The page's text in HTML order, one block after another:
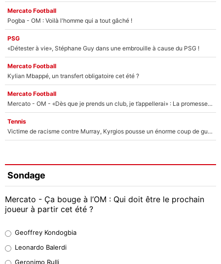
Mercato Football
Pogba - OM : Voilà l'homme qui a tout gâché !
PSG
«Détester à vie», Stéphane Guy dans une embrouille à cause du PSG !
Mercato Football
Kylian Mbappé, un transfert obligatoire cet été ?
Mercato Football
Mercato - OM - «Dès que je prends un club, je t’appellerai» : La promesse de Marcelino au moment de claquer la porte
Tennis
Victime de racisme contre Murray, Kyrgios pousse un énorme coup de gueule !
Sondage
Mercato - Ça bouge à l’OM : Qui doit être le prochain
joueur à partir cet été ?
38%
Geoffrey Kondogbia
Leonardo Balerdi
Geronimo Rulli